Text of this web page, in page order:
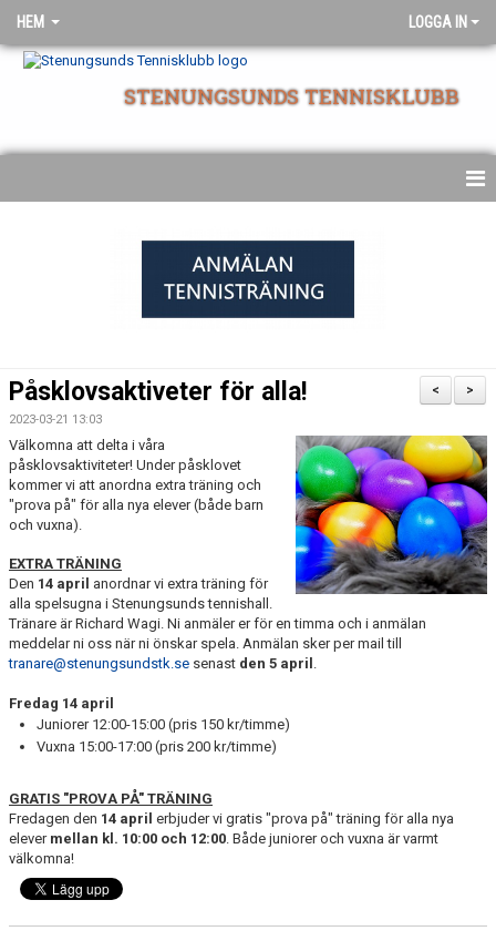
HEM LOGGA IN
STENUNGSUNDS TENNISKLUBB
>
<
Påsklovsaktiveter för alla!
2023-03-21 13:03
Välkomna att delta i våra
påsklovsaktiviteter! Under påsklovet
kommer vi att anordna extra träning och
"prova på" för alla nya elever (både barn
och vuxna).
EXTRA TRÄNING
Den 14 april anordnar vi extra träning för
alla spelsugna i Stenungsunds tennishall.
Tränare är Richard Wagi. Ni anmäler er för en timma och i anmälan
meddelar ni oss när ni önskar spela. Anmälan sker per mail till
tranare@stenungsundstk.se senast den 5 april .
Fredag 14 april
Juniorer 12:00-15:00 (pris 150 kr/timme)
Vuxna 15:00-17:00 (pris 200 kr/timme)
GRATIS "PROVA PÅ" TRÄNING
Fredagen den 14 april erbjuder vi gratis "prova på" träning för alla nya
elever mellan kl. 10:00 och 12:00. Både juniorer och vuxna är varmt
välkomna!